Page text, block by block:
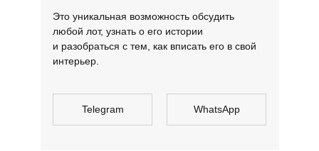
Telegram WhatsApp
Это уникальная возможность обсудить
любой лот, узнать о его истории
и разобраться с тем, как вписать его в свой
интерьер.